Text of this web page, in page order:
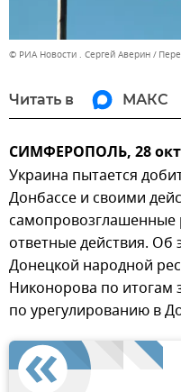
© РИА Новости . Сергей Аверин
Читать в МАКС
СИМФЕРОПОЛЬ, 28
Украина пытается
Донбассе и своими
самопровозглашенные
ответные действия.
Донецкой народной
Никонорова по итогам
по урегулированию в